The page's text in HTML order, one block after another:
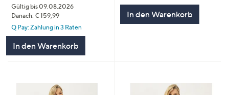
Gültig bis 09.08.2026
Danach: € 159,99
Q Pay: Zahlung in 3 Raten
In den Warenkorb
In den Warenkorb